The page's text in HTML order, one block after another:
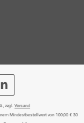
zzgl. Versand
Mindestbestellwert von 100,00 € 30